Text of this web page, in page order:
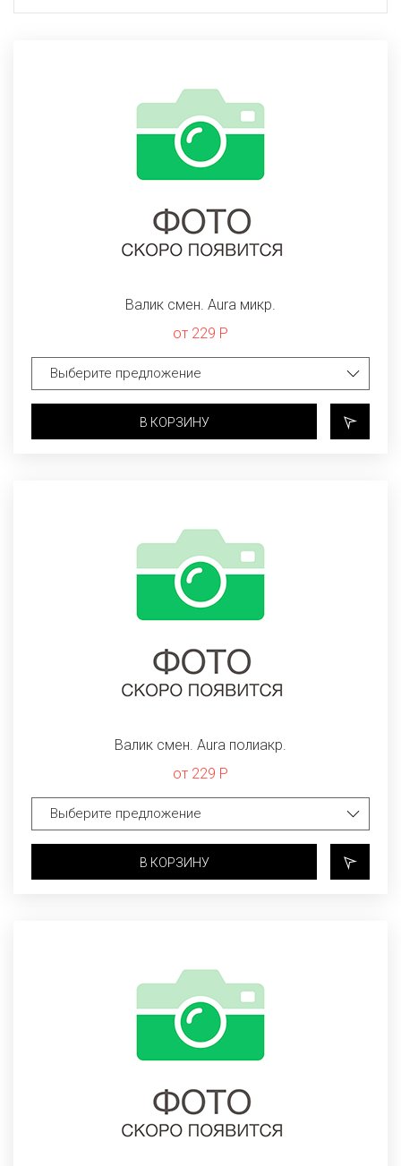
Валик смен. Aura микр.
от 229 Р
В КОРЗИНУ
Валик смен. Aura полиакр.
от 229 Р
В КОРЗИНУ